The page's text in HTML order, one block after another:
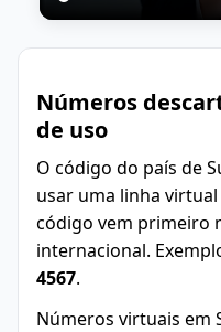
Números
de uso
O código do país de
usar uma linha
código vem primeiro
internacional.
4567.
Números virtuais em